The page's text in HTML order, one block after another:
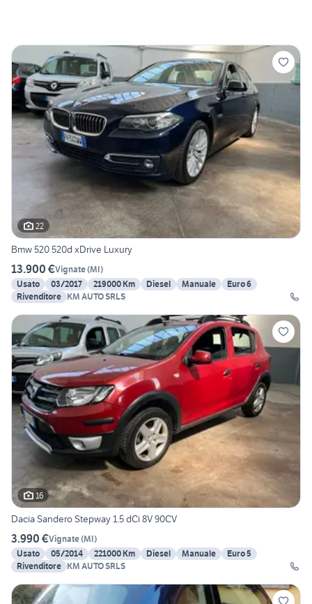
22
Bmw 520 520d xDrive Luxury
13.900 €Vignate(MI)
Usato
03/2017 219000 Km Diesel Manuale
Euro 6
Rivenditore KM AUTO SRLS
16
Dacia Sandero Stepway 1.5 dCi 8V 90CV
3.990 €Vignate(MI)
Usato
05/2014 221000 Km Diesel Manuale
Euro 5
Rivenditore KM AUTO SRLS